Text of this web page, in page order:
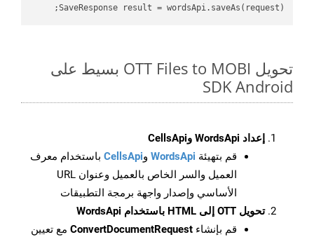
SaveResponse result = wordsApi.saveAs(request);
تحويل OTT Files to MOBI بسيط على
SDK Android
إعداد WordsApi وCellsApi
قم بتهيئة WordsApi وCellsApi باستخدام معرف
العميل والسر الخاص بالعميل وعنوان URL
الأساسي وإصدار واجهة برمجة التطبيقات
تحويل OTT إلى HTML باستخدام WordsApi
قم بإنشاء ConvertDocumentRequest مع تعيين